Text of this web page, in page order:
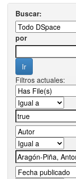
Buscar:
por
Filtros actuales: